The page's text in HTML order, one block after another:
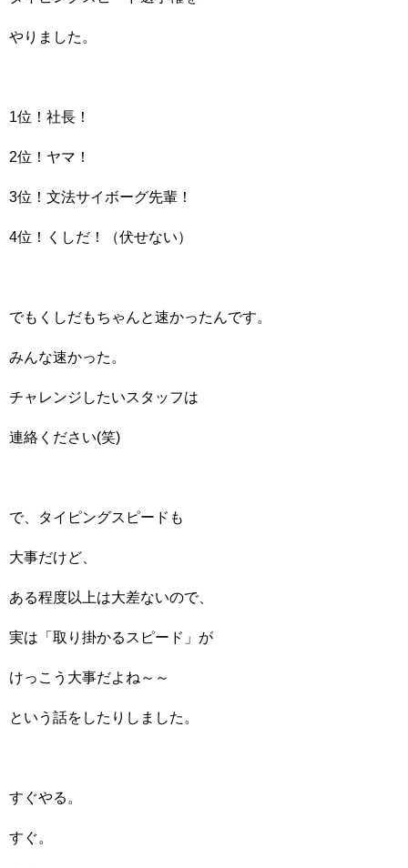
やりました。
1位！社長！
2位！ヤマ！
3位！文法サイボーグ先輩！
4位！くしだ！（伏せない）
でもくしだもちゃんと速かったんです。
みんな速かった。
チャレンジしたいスタッフは
連絡ください(笑)
で、タイピングスピードも
大事だけど、
ある程度以上は大差ないので、
実は「取り掛かるスピード」が
けっこう大事だよね～～
という話をしたりしました。
すぐやる。
すぐ。